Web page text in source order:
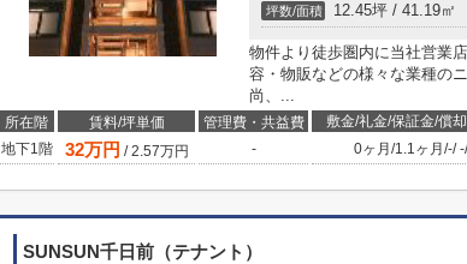
坪数/面積 12.45坪 / 41.19㎡
物件より徒歩圏内に当社営業
容・物販などの様々な業種の
尚、...
所在階 賃料/坪単価 管理費・共益費 敷金/礼金/保証金/償却
地下1階
32万円 /2.57万円 - 0ヶ月 /1.1ヶ月 /-/-/
SUNSUN千日前（テナント）